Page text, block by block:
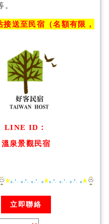
送至民宿（名額有限，
LINE ID：
溫泉景觀民宿
立即聯絡